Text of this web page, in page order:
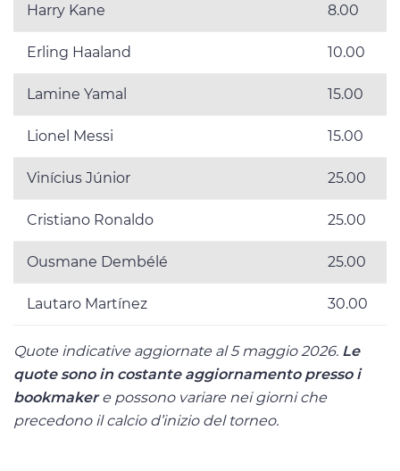
Harry Kane 8.00
Erling Haaland 10.00
Lamine Yamal 15.00
Lionel Messi 15.00
Vinícius Júnior 25.00
Cristiano Ronaldo 25.00
Ousmane Dembélé 25.00
Lautaro Martínez 30.00
Quote indicative aggiornate al 5 maggio 2026. Le
quote sono in costante aggiornamento presso i
bookmakere possono variare nei giorni che
precedono il calcio d’inizio del torneo.